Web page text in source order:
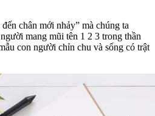
chân mới nhảy” mà chúng ta
mang mũi tên 1 2 3 trong thần
con người chỉn chu và sống có trật